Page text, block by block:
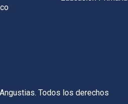
Todos los derechos